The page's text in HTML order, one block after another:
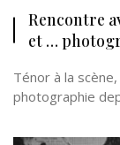
Rencontre
et …
Ténor à la
photographie